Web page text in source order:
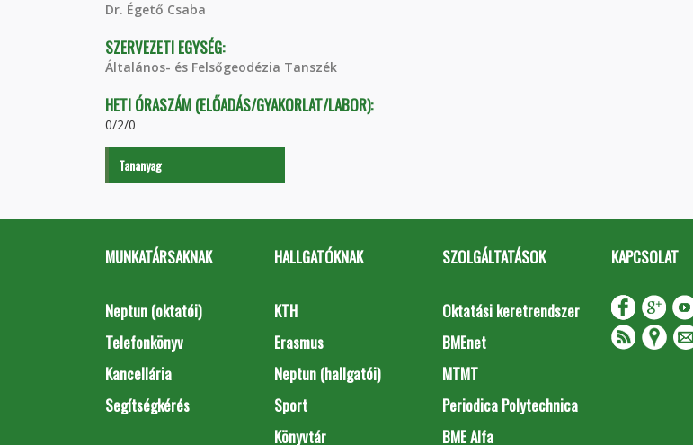
Dr. Égető Csaba
SZERVEZETI EGYSÉG:
Általános- és Felsőgeodézia Tanszék
HETI ÓRASZÁM (ELŐADÁS/GYAKORLAT/LABOR):
0/2/0
Tananyag
MUNKATÁRSAKNAK
Neptun (oktatói)
Telefonkönyv
Kancellária
Segítségkérés
HALLGATÓKNAK
KTH
Erasmus
Neptun (hallgatói)
Sport
Könyvtár
SZOLGÁLTATÁSOK
Oktatási keretrendszer
BMEnet
MTMT
Periodica Polytechnica
BME Alfa
KAPCSOLAT